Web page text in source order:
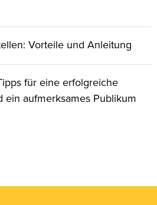
Vorteile und Anleitung
für eine erfolgreiche
ein aufmerksames Publikum